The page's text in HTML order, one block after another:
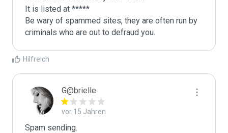
It is listed at *****
Be wary of spammed sites, they are often run by
criminals who are out to defraud you.
Hilfreich
G@brielle
vor 15 Jahren
Spam sending.